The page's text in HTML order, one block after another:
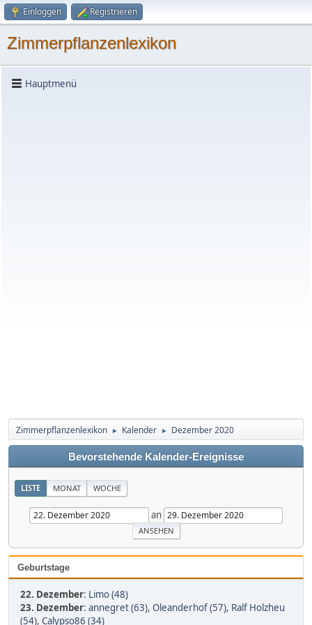
Einloggen Registrieren
Zimmerpflanzenlexikon
Hauptmenü
Zimmerpflanzenlexikon ► Kalender ► Dezember 2020
Bevorstehende Kalender-Ereignisse
LISTE MONAT WOCHE
an
Geburtstage
22. Dezember: Limo (48)
23. Dezember: annegret (63), Oleanderhof (57), Ralf Holzheu
(54), Calypso86 (34)